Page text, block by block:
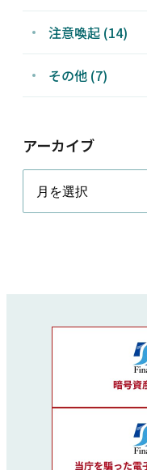
注意喚起 (14)
その他 (7)
アーカイブ